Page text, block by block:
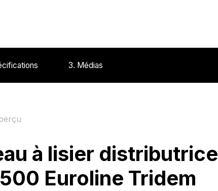
3. Médias
à lisier distributrice
Euroline Tridem